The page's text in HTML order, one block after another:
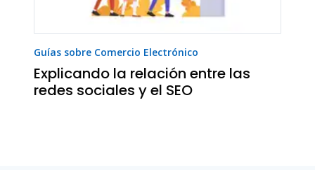
Guías sobre Comercio Electrónico
Explicando la relación entre las
redes sociales y el SEO